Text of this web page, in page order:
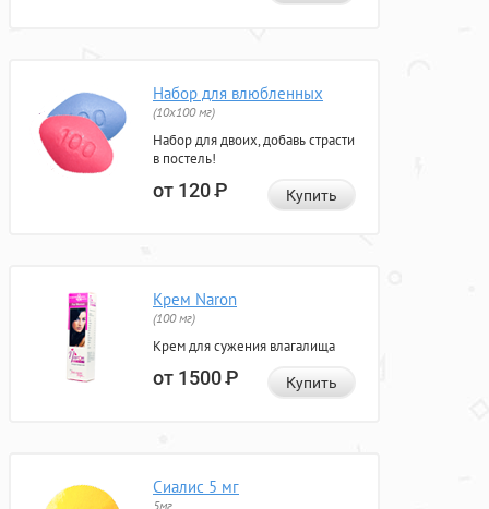
Набор для влюбленных
(10х100 мг)
Набор для двоих, добавь страсти
в постель!
от 120Р Купить
Крем Naron
(100 мг)
Крем для сужения влагалища
от 1500Р Купить
Сиалис 5 мг
5мг